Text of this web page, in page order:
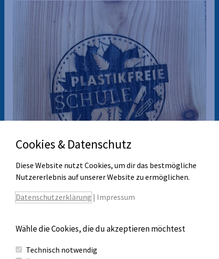
Vorheriger Beitrag
Cookies & Datenschutz
Diese Website nutzt Cookies, um dir das bestmögliche
Nutzererlebnis auf unserer Website zu ermöglichen.
Datenschutzerklärung | Impressum
Wähle die Cookies, die du akzeptieren möchtest
Technisch notwendig